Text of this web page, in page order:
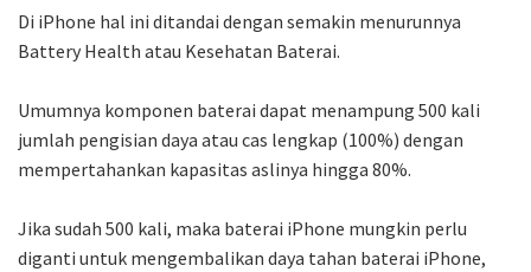
Di iPhone hal ini ditandai dengan semakin menurunnya
Battery Health atau Kesehatan Baterai.
Umumnya komponen baterai dapat menampung 500 kali
jumlah pengisian daya atau cas lengkap (100%) dengan
mempertahankan kapasitas aslinya hingga 80%.
Jika sudah 500 kali, maka baterai iPhone mungkin perlu
diganti untuk mengembalikan daya tahan baterai iPhone,